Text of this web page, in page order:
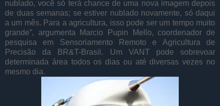
nublado, você só terá chance de uma nova imagem depois
de duas semanas; se estiver nublado novamente, só daqui
a um mês. Para a agricultura, isso pode ser um tempo muito
grande”, argumenta Marcio Pupin Mello, coordenador de
pesquisa em Sensoriamento Remoto e Agricultura de
Precisão da BR&T-Brasil. Um VANT pode sobrevoar
determinada área todos os dias ou até diversas vezes no
mesmo dia.